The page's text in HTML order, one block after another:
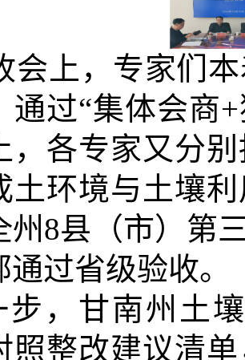
会上，专家们
通过“集体会商
，各专家又分
土环境与土壤
州8县（市）第
过省级验收。
步，甘南州土
照整改建议清